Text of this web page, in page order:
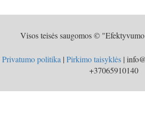
Visos teisės saugomos ©
Privatumo politika | Pirkimo taisyklės|
+37065910140